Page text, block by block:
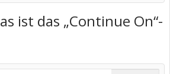
ist das „Continue On“-